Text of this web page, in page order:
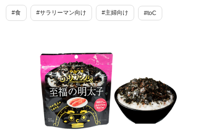
#食 #サラリーマン向け #主婦向け #toC